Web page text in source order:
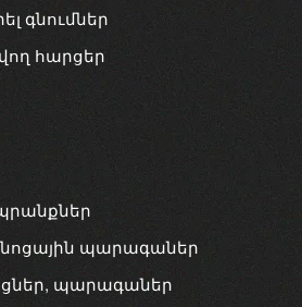
գնումներ
հարցեր
պարագաներ
պարագաներ